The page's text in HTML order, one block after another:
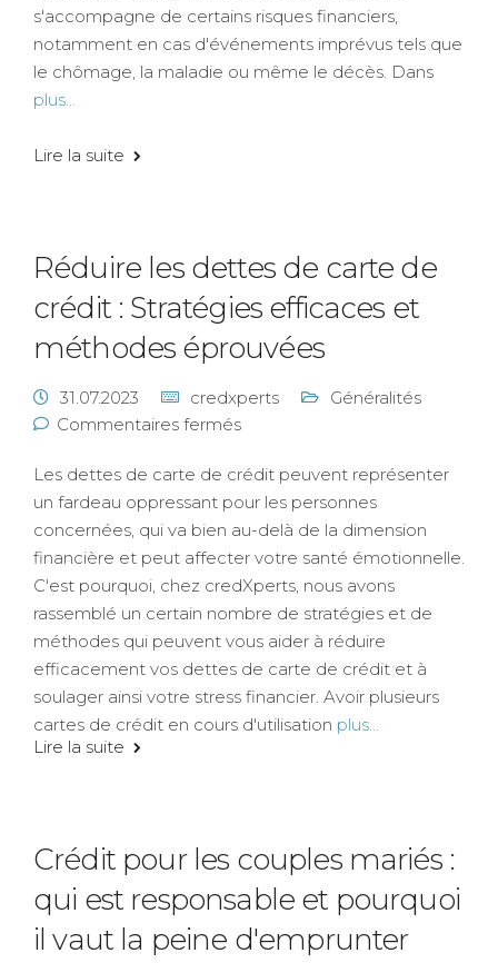
s'accompagne de certains risques financiers,
notamment en cas d'événements imprévus tels que
le chômage, la maladie ou même le décès. Dans
plus...
Lire la suite
Réduire les dettes de carte de
crédit : Stratégies efficaces et
méthodes éprouvées
31.07.2023 credxperts
Généralités
Commentaires fermés
Les dettes de carte de crédit peuvent représenter
un fardeau oppressant pour les personnes
concernées, qui va bien au-delà de la dimension
financière et peut affecter votre santé émotionnelle.
C'est pourquoi, chez credXperts, nous avons
rassemblé un certain nombre de stratégies et de
méthodes qui peuvent vous aider à réduire
efficacement vos dettes de carte de crédit et à
soulager ainsi votre stress financier. Avoir plusieurs
cartes de crédit en cours d'utilisation plus...
Lire la suite
Crédit pour les couples mariés :
qui est responsable et pourquoi
il vaut la peine d'emprunter